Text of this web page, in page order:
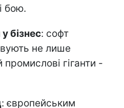
бою.
бізнес: софт
не лише
гіганти -
: європейським